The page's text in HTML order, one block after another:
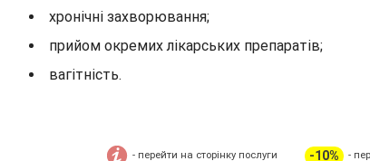
хронічні захворювання;
прийом окремих лікарських препаратів;
вагітність.
- перейти на сторінку послуги -10% -